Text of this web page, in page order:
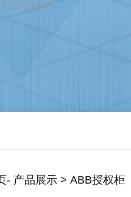
- 产品展示 > ABB授权柜